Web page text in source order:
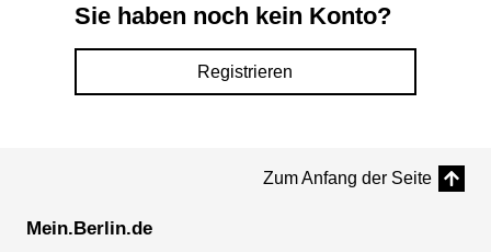
Sie haben noch kein Konto?
Registrieren
Zum Anfang der Seite
Mein.Berlin.de